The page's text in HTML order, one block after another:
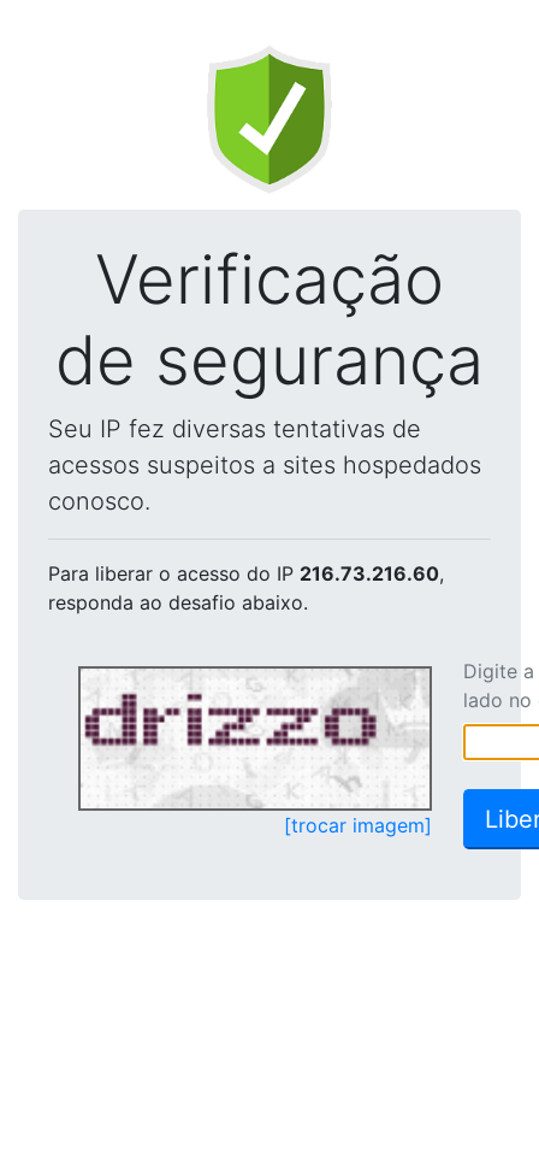
Verificação
de segurança
Seu IP fez diversas tentativas de
acessos suspeitos a sites hospedados
conosco.
Para liberar o acesso do IP 216.73.216.60,
responda ao desafio abaixo.
[trocar imagem]
Digite
lado no